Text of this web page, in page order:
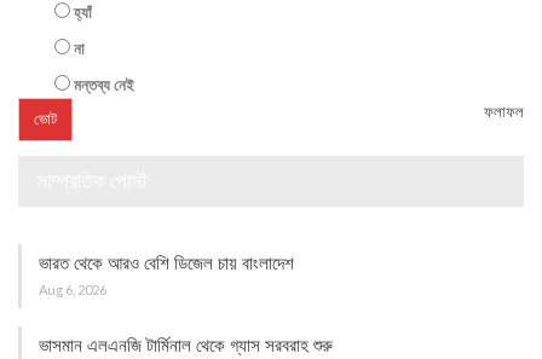
হ্যাঁ
না
মন্তব্য নেই
ফলাফল
ভারত থেকে আরও বেশি ডিজেল চায় বাংলাদেশ
Aug 6, 2026
ভাসমান এলএনজি টার্মিনাল থেকে গ্যাস সরবরাহ শুরু